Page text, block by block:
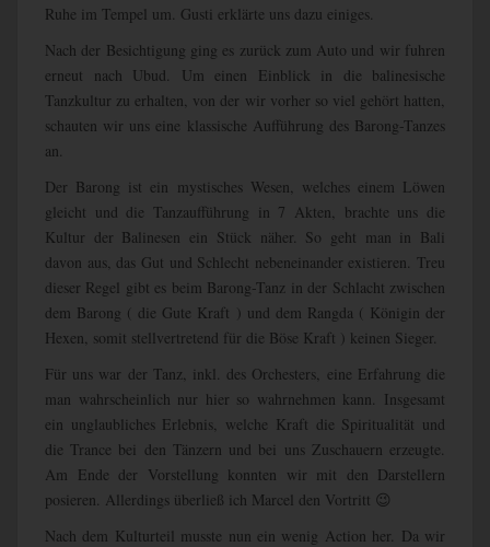
Ruhe im Tempel um. Gusti erklärte uns dazu einiges.
Nach der Besichtigung ging es zurück zum Auto und wir fuhren
erneut nach Ubud. Um einen Einblick in die balinesische
Tanzkultur zu erhalten, von der wir vorher so viel gehört hatten,
schauten wir uns eine klassische Aufführung des Barong-Tanzes
an.
Der Barong ist ein mystisches Wesen, welches einem Löwen
gleicht und die Tanzaufführung in 7 Akten, brachte uns die
Kultur der Balinesen ein Stück näher. So geht man in Bali
davon aus, das Gut und Schlecht nebeneinander existieren. Treu
dieser Regel gibt es beim Barong-Tanz in der Schlacht zwischen
dem Barong ( die Gute Kraft ) und dem Rangda ( Königin der
Hexen, somit stellvertretend für die Böse Kraft ) keinen Sieger.
Für uns war der Tanz, inkl. des Orchesters, eine Erfahrung die
man wahrscheinlich nur hier so wahrnehmen kann. Insgesamt
ein unglaubliches Erlebnis, welche Kraft die Spiritualität und
die Trance bei den Tänzern und bei uns Zuschauern erzeugte.
Am Ende der Vorstellung konnten wir mit den Darstellern
posieren. Allerdings überließ ich Marcel den Vortritt 😉
Nach dem Kulturteil musste nun ein wenig Action her. Da wir